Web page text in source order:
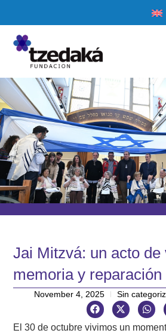
Jai Mitzvá: un acto de
memoria y reparación
November 4, 2025 Sin
El 30 de octubre vivimos un